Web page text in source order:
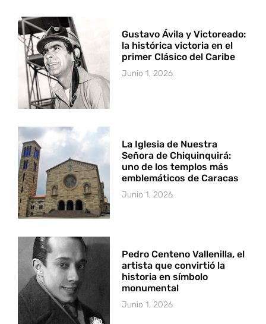
Gustavo Ávila y Victoreado:
la histórica victoria en el
primer Clásico del Caribe
Junio 1, 2026
La Iglesia de Nuestra
Señora de Chiquinquirá:
uno de los templos más
emblemáticos de Caracas
Junio 1, 2026
Pedro Centeno Vallenilla, el
artista que convirtió la
historia en símbolo
monumental
Junio 1, 2026